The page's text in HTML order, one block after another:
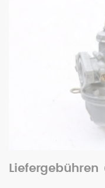
Liefergebühren